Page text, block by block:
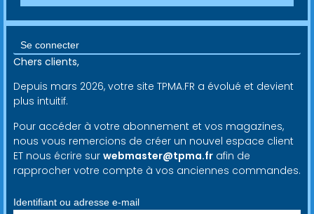
Se connecter
Chers clients,
Depuis mars 2026, votre site TPMA.FR a évolué et devient
plus intuitif.
Pour accéder à votre abonnement et vos magazines,
nous vous remercions de créer un nouvel espace client
ET nous écrire sur webmaster@tpma.fr afin de
rapprocher votre compte à vos anciennes commandes.
Identifiant ou adresse e-mail